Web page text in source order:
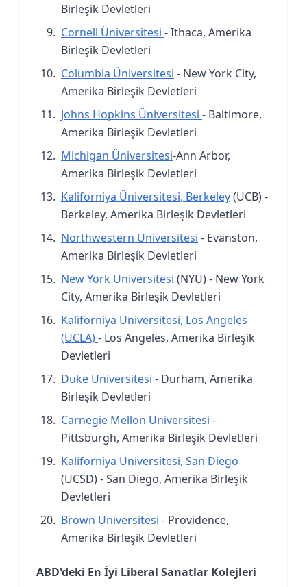
Birleşik Devletleri
Cornell Üniversitesi - Ithaca, Amerika
Birleşik Devletleri
Columbia Üniversitesi - New York City,
Amerika Birleşik Devletleri
Johns Hopkins Üniversitesi - Baltimore,
Amerika Birleşik Devletleri
Michigan Üniversitesi-Ann Arbor,
Amerika Birleşik Devletleri
Kaliforniya Üniversitesi, Berkeley(UCB) -
Berkeley, Amerika Birleşik Devletleri
Northwestern Üniversitesi - Evanston,
Amerika Birleşik Devletleri
New York Üniversitesi (NYU) - New York
City, Amerika Birleşik Devletleri
Kaliforniya Üniversitesi, Los Angeles
(UCLA)- Los Angeles, Amerika Birleşik
Devletleri
Duke Üniversitesi - Durham, Amerika
Birleşik Devletleri
Carnegie Mellon Üniversitesi -
Pittsburgh, Amerika Birleşik Devletleri
Kaliforniya Üniversitesi, San Diego
(UCSD) - San Diego, Amerika Birleşik
Devletleri
Brown Üniversitesi - Providence,
Amerika Birleşik Devletleri
ABD'deki En İyi Liberal Sanatlar Kolejleri